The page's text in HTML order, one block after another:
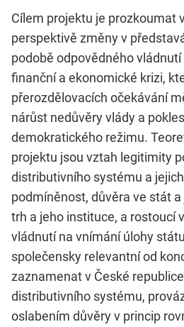
Cílem projektu je prozkoumat
perspektivě změny v
podobě odpovědného
finanční a ekonomické krizi,
přerozdělovacích očekávání
nárůst nedůvěry vlády a
demokratického režimu.
projektu jsou vztah legitimity
distributivního systému a
podmíněnost, důvěra ve stát
trh a jeho instituce, a rostoucí
vládnutí na vnímání úlohy
společensky relevantní od
zaznamenat v České
distributivního systému,
oslabením důvěry v princip